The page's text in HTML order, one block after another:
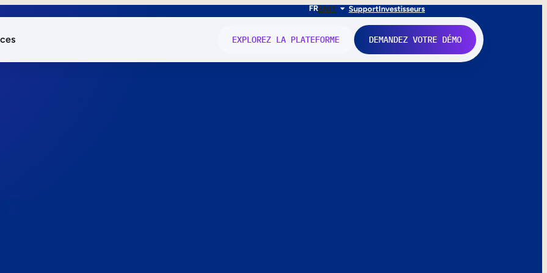
FRENIT SupportInvestisseurs
EXPLOREZ LA PLATEFORME DEMANDEZ VOTRE DÉMO